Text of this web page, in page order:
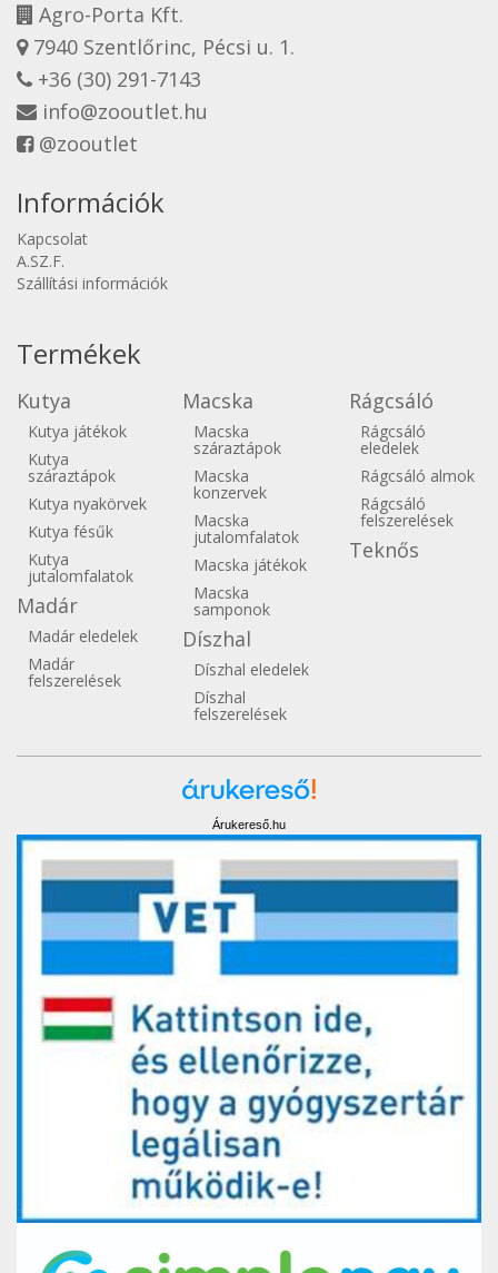
Agro-Porta Kft.
7940 Szentlőrinc, Pécsi u. 1.
+36 (30) 291-7143
info@zooutlet.hu
@zooutlet
Információk
Kapcsolat
A.SZ.F.
Szállítási információk
Termékek
Kutya
Kutya játékok
Kutya
száraztápok
Kutya nyakörvek
Kutya fésűk
Kutya
jutalomfalatok
Madár
Madár eledelek
Madár
felszerelések
Macska
Macska
száraztápok
Macska
konzervek
Macska
jutalomfalatok
Macska játékok
Macska
samponok
Díszhal
Díszhal eledelek
Díszhal
felszerelések
Rágcsáló
Rágcsáló
eledelek
Rágcsáló almok
Rágcsáló
felszerelések
Teknős
Árukereső.hu